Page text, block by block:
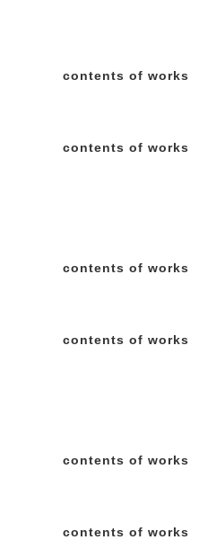
contents of works
contents of works
contents of works
contents of works
contents of works
contents of works